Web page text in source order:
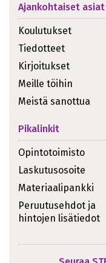
Ajankohtaiset asiat
Koulutukset
Tiedotteet
Kirjoitukset
Meille töihin
Meistä sanottua
Pikalinkit
Opintotoimisto
Laskutusosoite
Materiaalipankki
Peruutusehdot ja
hintojen lisätiedot